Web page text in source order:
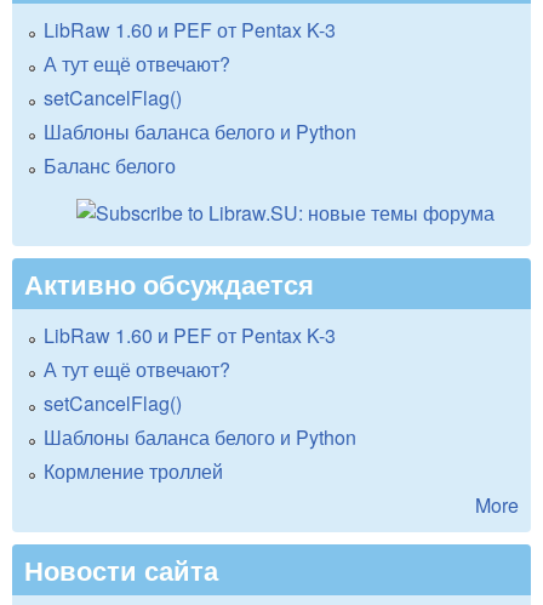
LibRaw 1.60 и PEF от Pentax K-3
А тут ещё отвечают?
setCancelFlag()
Шаблоны баланса белого и Python
Баланс белого
Активно обсуждается
LibRaw 1.60 и PEF от Pentax K-3
А тут ещё отвечают?
setCancelFlag()
Шаблоны баланса белого и Python
Кормление троллей
More
Новости сайта